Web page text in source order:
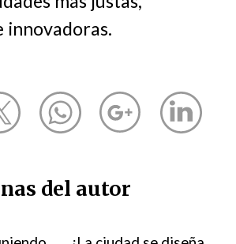
innovadoras.
del autor